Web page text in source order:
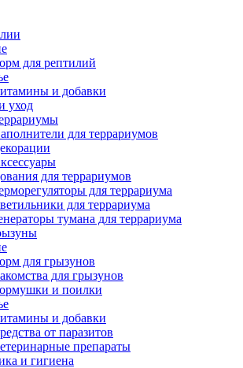
для рептилий
и добавки
уход
для террариумов
для террариумов
для террариума
для террариума
тумана для террариума
для грызунов
для грызунов
и поилки
и добавки
от паразитов
препараты
и гигиена